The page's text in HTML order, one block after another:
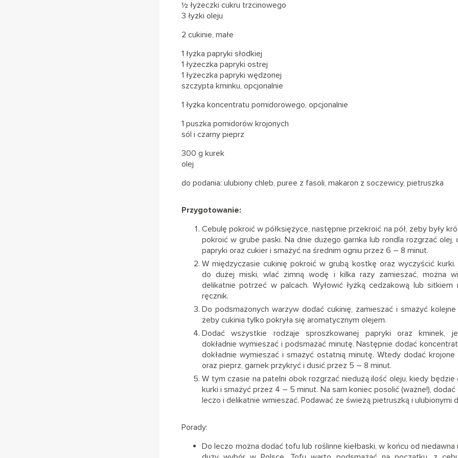
½ łyżeczki cukru trzcinowego
3 łyżki oleju
2 cukinie, małe
1 łyżka papryki słodkiej
1 łyżeczka papryki ostrej
1 łyżeczka papryki wędzonej
szczypta kminku, opcjonalnie
1 łyżka koncentratu pomidorowego, opcjonalnie
1 puszka pomidorów krojonych
sól i czarny pieprz
300 g kurek
olej
do podania: ulubiony chleb, puree z fasoli, makaron z soczewicy, pietruszka
Przygotowanie:
Cebulę pokroić w półksiężyce, następnie przekroić na pół, żeby były
pokroić w grube paski. Na dnie dużego garnka lub rondla rozgrzać olej,
papryki oraz cukier i smażyć na średnim ogniu przez 6 – 8 minut.
W międzyczasie cukinię pokroić w grubą kostkę oraz wyczyścić kurki.
do dużej miski, wlać zimną wodę i kilka razy zamieszać, można
delikatnie potrzeć w palcach. Wyłowić łyżką cedzakową lub sitkiem
ręcznik.
Do podsmażonych warzyw dodać cukinię, zamieszać i smażyć
żeby cukinia tylko pokryła się aromatycznym olejem.
Dodać wszystkie rodzaje sproszkowanej papryki oraz kminek,
dokładnie wymieszać i podsmażać minutę. Następnie dodać
dokładnie wymieszać i smażyć ostatnią minutę. Wtedy dodać krojone
oraz pieprz, garnek przykryć i dusić przez 5 – 8 minut.
W tym czasie na patelni obok rozgrzać niedużą ilość oleju, kiedy
kurki i smażyć przez 4 – 5 minut. Na sam koniec posolić (ważne!),
leczo i delikatnie wmieszać. Podawać ze świeżą pietruszką i ulubionymi
Porady:
Do leczo można dodać tofu lub roślinne kiełbaski, w końcu od niedawna